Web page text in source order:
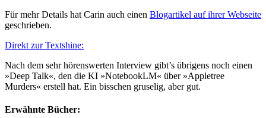
Für mehr Details hat Carin auch einen Blogartikel auf ihrer Webseite
geschrieben.
Direkt zur Textshine:
Nach dem sehr hörenswerten Interview gibt’s übrigens noch einen
»Deep Talk«, den die KI »NotebookLM« über »Appletree
Murders« erstell hat. Ein bisschen gruselig, aber gut.
Erwähnte Bücher: